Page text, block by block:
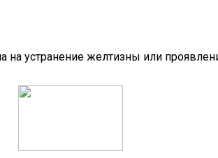
устранение желтизны или